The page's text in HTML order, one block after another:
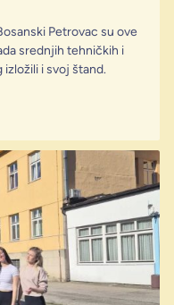
Petrovac su ove
srednjih tehničkih i
i svoj štand.